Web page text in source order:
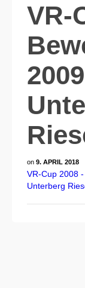
VR-
on 9. APRIL 2018
VR-Cup 2008
Unterberg